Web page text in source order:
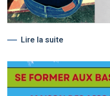
Lire la suite